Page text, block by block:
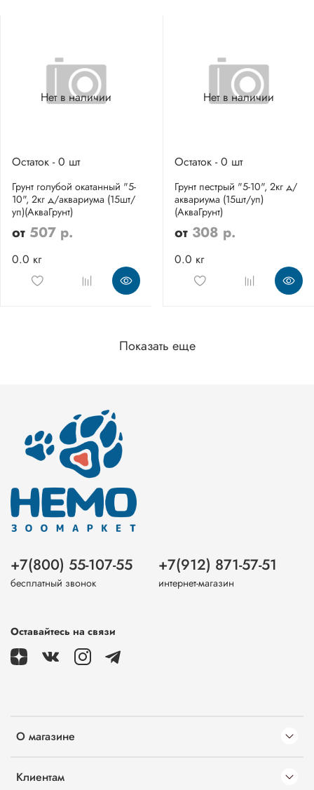
Нет в наличии
Остаток - 0 шт
Грунт голубой окатанный "5-
10", 2кг д/аквариума (15шт/
уп)(АкваГрунт)
от 507 р.
0.0 кг
Нет в наличии
Остаток - 0 шт
Грунт пестрый "5-10", 2кг д/
аквариума (15шт/уп)
(АкваГрунт)
от 308 р.
0.0 кг
Показать еще
О магазине
Клиентам
+7(800) 55-107-55
бесплатный звонок
+7(912) 871-57-51
интернет-магазин
Оставайтесь на связи